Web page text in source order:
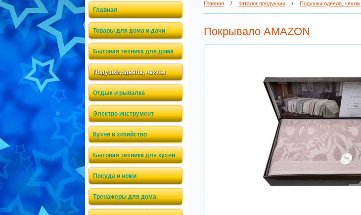
Главная
Товары для дома и дачи
Бытовая техника для дома
Подушки,одеяла, чехлы
Отдых и рыбалка
Электро инструмент
Кухня и хозяйство
Бытовая техника для кухни
Посуда и ножи
Тренажеры для дома
Главная / Каталог продукции / Подушки,одеяла, чехлы
Покрывало AMAZON